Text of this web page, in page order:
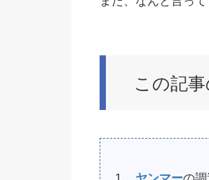
この記